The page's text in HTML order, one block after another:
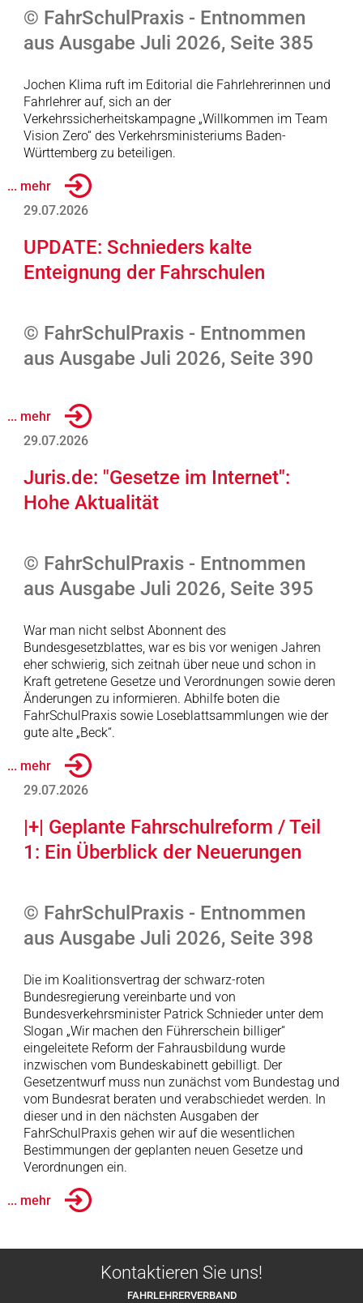
© FahrSchulPraxis - Entnommen
aus Ausgabe Juli 2026, Seite 385
Jochen Klima ruft im Editorial die Fahrlehrerinnen und
Fahrlehrer auf, sich an der
Verkehrssicherheitskampagne „Willkommen im Team
Vision Zero“ des Verkehrsministeriums Baden-
Württemberg zu beteiligen.
... mehr
29.07.2026
UPDATE: Schnieders kalte
Enteignung der Fahrschulen
© FahrSchulPraxis - Entnommen
aus Ausgabe Juli 2026, Seite 390
... mehr
29.07.2026
Juris.de: "Gesetze im Internet":
Hohe Aktualität
© FahrSchulPraxis - Entnommen
aus Ausgabe Juli 2026, Seite 395
War man nicht selbst Abonnent des
Bundesgesetzblattes, war es bis vor wenigen Jahren
eher schwierig, sich zeitnah über neue und schon in
Kraft getretene Gesetze und Verordnungen sowie deren
Änderungen zu informieren. Abhilfe boten die
FahrSchulPraxis sowie Loseblattsammlungen wie der
gute alte „Beck“.
... mehr
29.07.2026
|+| Geplante Fahrschulreform / Teil
1: Ein Überblick der Neuerungen
© FahrSchulPraxis - Entnommen
aus Ausgabe Juli 2026, Seite 398
Die im Koalitionsvertrag der schwarz-roten
Bundesregierung vereinbarte und von
Bundesverkehrsminister Patrick Schnieder unter dem
Slogan „Wir machen den Führerschein billiger“
eingeleitete Reform der Fahrausbildung wurde
inzwischen vom Bundeskabinett gebilligt. Der
Gesetzentwurf muss nun zunächst vom Bundestag und
vom Bundesrat beraten und verabschiedet werden. In
dieser und in den nächsten Ausgaben der
FahrSchulPraxis gehen wir auf die wesentlichen
Bestimmungen der geplanten neuen Gesetze und
Verordnungen ein.
... mehr
Kontaktieren Sie uns!
FAHRLEHRERVERBAND